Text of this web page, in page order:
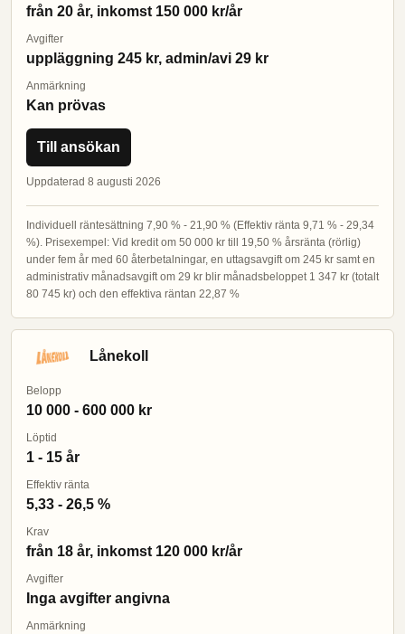
från 20 år, inkomst 150 000 kr/år
Avgifter
uppläggning 245 kr, admin/avi 29 kr
Anmärkning
Kan prövas
Till ansökan
Uppdaterad 8 augusti 2026
Individuell räntesättning 7,90 % - 21,90 % (Effektiv ränta 9,71 % - 29,34
%). Prisexempel: Vid kredit om 50 000 kr till 19,50 % årsränta (rörlig)
under fem år med 60 återbetalningar, en uttagsavgift om 245 kr samt en
administrativ månadsavgift om 29 kr blir månadsbeloppet 1 347 kr (totalt
80 745 kr) och den effektiva räntan 22,87 %
Lånekoll
Belopp
10 000 - 600 000 kr
Löptid
1 - 15 år
Effektiv ränta
5,33 - 26,5 %
Krav
från 18 år, inkomst 120 000 kr/år
Avgifter
Inga avgifter angivna
Anmärkning